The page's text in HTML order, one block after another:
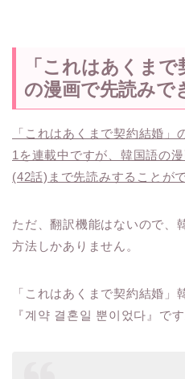
「これはあくま
の漫画で先読みで
「これはあくまで契約結婚
1を連載中ですが、韓国語の
(42話)まで先読みすることが
ただ、翻訳機能はないので、
方法しかありません。
「これはあくまで契約結婚」
『계약 결혼일 뿐이었다』です